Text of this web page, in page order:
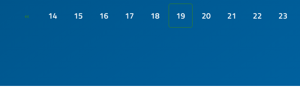
« 14 15 16 17 18 19 20 21 22 23